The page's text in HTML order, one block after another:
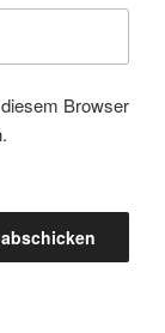
Browser